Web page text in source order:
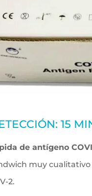
15
de antígeno
muy
2.